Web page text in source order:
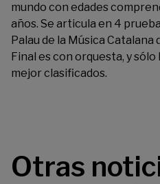
mundo con edades
años. Se articula en 4
Palau de la Música Catalana
Final es con orquesta, y
mejor clasificados.
Otras